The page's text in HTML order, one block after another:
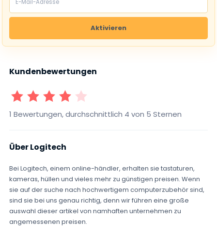
Aktivieren
Kundenbewertungen
1 Sterne2 Sterne3 Sterne4 Sterne5 Sterne
1 Bewertungen, durchschnittlich 4 von 5 Sternen
Über Logitech
Bei Logitech, einem online-händler, erhalten sie tastaturen,
kameras, hüllen und vieles mehr zu günstigen preisen. Wenn
sie auf der suche nach hochwertigem computerzubehör sind,
sind sie bei uns genau richtig, denn wir führen eine große
auswahl dieser artikel von namhaften unternehmen zu
angemessenen preisen.